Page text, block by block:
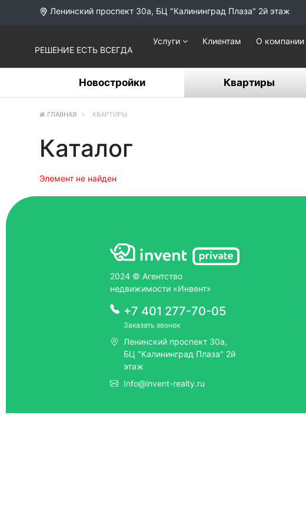
Ленинский проспект 30а, БЦ "Калининград Плаза" 2й этаж
РЕШЕНИЕ ЕСТЬ ВСЕГДА
Услуги Клиентам О компании
Новостройки Квартиры
ГЛАВНАЯ КВАРТИРЫ
Каталог
Элемент не найден
2024 © Агентство
недвижимости «Инвент»
+7 401 277-70-05
Заказать звонок
Ленинский проспект 30а,
БЦ "Калининград Плаза" 2й
этаж
Info@invent-realty.ru